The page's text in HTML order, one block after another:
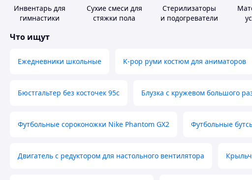
Инвентарь для
гимнастики
Сухие смеси для
стяжки пола
Стерилизаторы
и подогреватели
Что ищут
Ежедневники школьные K-pop руми костюм для аниматоров
Бюстгальтер без косточек 95с Блузка с кружевом большого
Футбольные сороконожки Nike Phantom GX2 Футбольные
Двигатель с редуктором для настольного вентилятора